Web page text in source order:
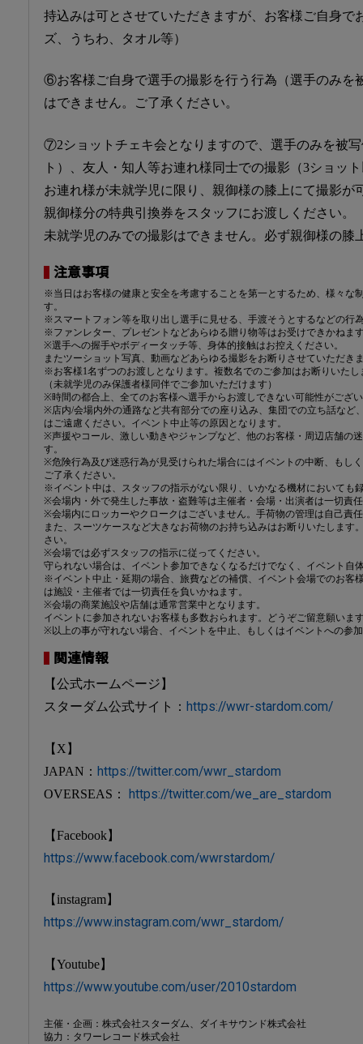
持込みは可とさせていただきますが、お客様ご自身で
ズ、うちわ、タオル等）
⑥お客様ご自身で選手の撮影を行う行為（選手のみを
はできません。ご了承ください。
⑦2ショットチェキ会となりますので、選手のみを被
ト）、友人・知人等お連れ様同士での撮影（3ショッ
お連れ様が未就学児に限り、親御様の膝上にて撮影が
親御様分の特典引換券をスタッフにお渡しください。
未就学児のみでの撮影はできません。必ず親御様の膝
注意事項
※当日はお客様の健康と安全を考慮することを第一とするため、様々な
す。
※スマートフォン等を取り出し選手に見せる、手渡そうとするなどの行
※ファンレター、プレゼントなどあらゆる贈り物等はお受けできかねま
※選手への握手やボディータッチ等、身体的接触はお控えください。
またツーショット写真、動画などあらゆる撮影をお断りさせていただき
※お客様1名ずつのお渡しとなります。複数名でのご参加はお断りいたし
（未就学児のみ保護者様同伴でご参加いただけます）
※時間の都合上、全てのお客様へ選手からお渡しできない可能性がござ
※店内/会場内外の通路など共有部分での座り込み、集団での立ち話など
はご遠慮ください。イベント中止等の原因となります。
※声援やコール、激しい動きやジャンプなど、他のお客様・周辺店舗の
す。
※危険行為及び迷惑行為が見受けられた場合にはイベントの中断、もし
ご了承ください。
※イベント中は、スタッフの指示がない限り、いかなる機材においても
※会場内・外で発生した事故・盗難等は主催者・会場・出演者は一切責
※会場内にロッカーやクロークはございません。手荷物の管理は自己責
また、スーツケースなど大きなお荷物のお持ち込みはお断りいたします
さい。
※会場では必ずスタッフの指示に従ってください。
守られない場合は、イベント参加できなくなるだけでなく、イベント自
※イベント中止・延期の場合、旅費などの補償、イベント会場でのお客
は施設・主催者では一切責任を負いかねます。
※会場の商業施設や店舗は通常営業中となります。
イベントに参加されないお客様も多数おられます。どうぞご留意願いま
※以上の事が守れない場合、イベントを中止、もしくはイベントへの参
関連情報
【公式ホームページ】
スターダム公式サイト： https://wwr-stardom.com/
【X】
JAPAN： https://twitter.com/wwr_stardom
OVERSEAS： https://twitter.com/we_are_stardom
【Facebook】
https://www.facebook.com/wwrstardom/
【instagram】
https://www.instagram.com/wwr_stardom/
【Youtube】
https://www.youtube.com/user/2010stardom
主催・企画：株式会社スターダム、ダイキサウンド株式会社
協力：タワーレコード株式会社